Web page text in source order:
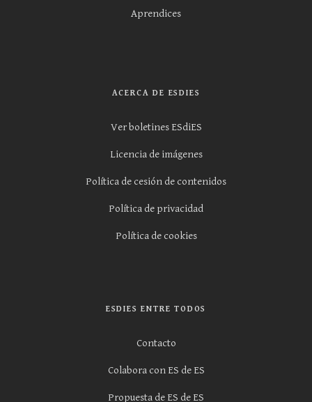
Aprendices
ACERCA DE ESDIES
Ver boletines ESdiES
Licencia de imágenes
Política de cesión de contenidos
Política de privacidad
Política de cookies
ESDIES ENTRE TODOS
Contacto
Colabora con ES de ES
Propuesta de ES de ES